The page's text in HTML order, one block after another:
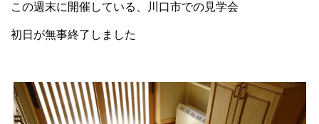
この週末に開催している、川口市での見学会
初日が無事終了しました